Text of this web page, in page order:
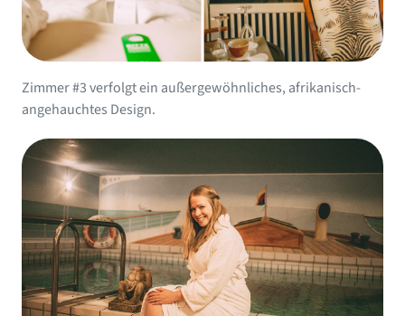
Zimmer #3 verfolgt ein außergewöhnliches, afrikanisch-
angehauchtes Design.